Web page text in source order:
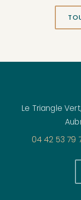
Le Triangle
04 42 53 79